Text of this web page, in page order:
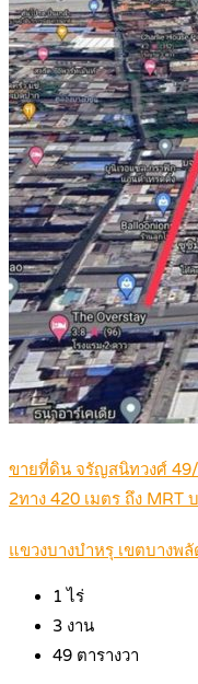
ขายที่ดิน จรัญสนิทวงศ์ 49/
2ทาง 420 เมตร ถึง MRT
แขวงบางบำหรุ เขตบางพ
1 ไร่
3 งาน
49 ตารางวา